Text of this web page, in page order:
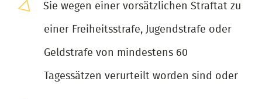
Sie wegen einer vorsätzlichen Straftat zu
einer Freiheitsstrafe, Jugendstrafe oder
Geldstrafe von mindestens 60
Tagessätzen verurteilt worden sind oder